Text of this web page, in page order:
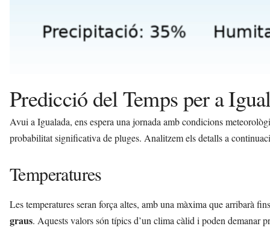
Predicció del Temps per a
Avui a Igualada, ens espera una jornada amb condicions
probabilitat significativa de pluges. Analitzem els detalls a
Temperatures
Les temperatures seran força altes, amb una màxima que arribarà
graus. Aquests valors són típics d’un clima càlid i poden demanar